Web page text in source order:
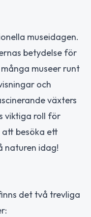
museidagen.
betydelse för
museer runt
och
växters
viktiga roll för
att besöka ett
naturen idag!
det två trevliga